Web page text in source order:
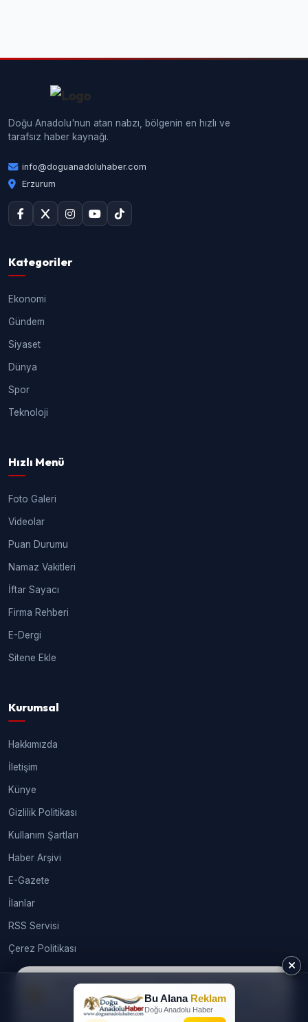
Doğu Anadolu'nun atan nabzı, bölgenin en hızlı ve
tarafsız haber kaynağı.
info@doguanadoluhaber.com
Erzurum
Kategoriler
Ekonomi
Gündem
Siyaset
Dünya
Spor
Teknoloji
Hızlı Menü
Foto Galeri
Videolar
Puan Durumu
Namaz Vakitleri
İftar Sayacı
Firma Rehberi
E-Dergi
Sitene Ekle
Kurumsal
Hakkımızda
İletişim
Künye
Gizlilik Politikası
Kullanım Şartları
Haber Arşivi
E-Gazete
İlanlar
RSS Servisi
Çerez Politikası
webtasarimhizmeti.com®. Tüm hakları saklıdır.
İzin alınmadan, kaynak gösterilerek dahi kullanılamaz. |
Sitemizde size en iyi deneyimi sunabilmek için
çerezleri kullanıyoruz.Daha fazla bilgi
Bu Alana Reklam
Doğu Anadolu Haber